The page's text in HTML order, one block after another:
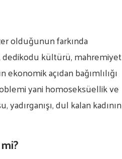
olduğunun farkında
dedikodu kültürü, mahremiyet
ekonomik açıdan bağımlılığı
yani homoseksüellik ve
yadırganışı, dul kalan kadının